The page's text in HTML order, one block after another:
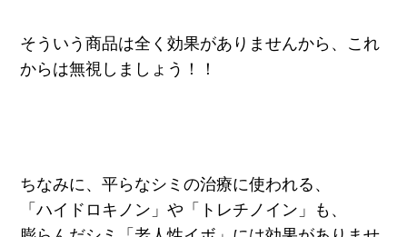
そういう商品は全く効果がありませんから、これ
からは無視しましょう！！
ちなみに、平らなシミの治療に使われる、
「ハイドロキノン」や「トレチノイン」も、